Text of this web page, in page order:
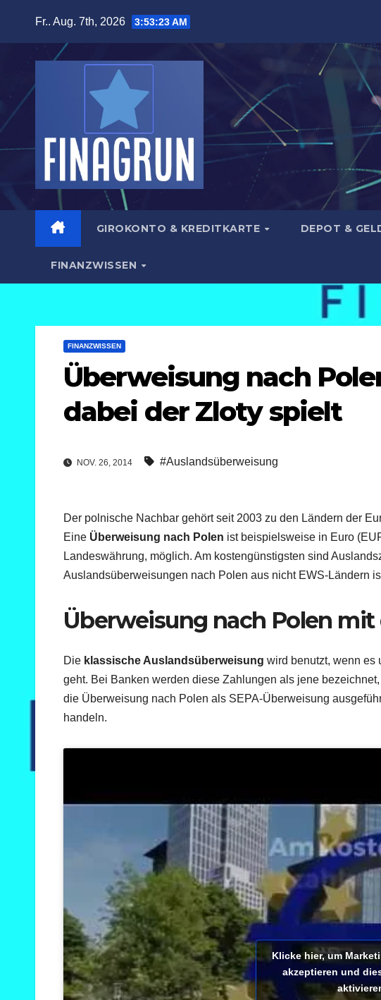
springen
Fr.. Aug. 7th, 2026 3:53:25 AM
GIROKONTO & KREDITKARTE DEPOT &
FINANZWISSEN
FINANZWISSEN
Überweisung nach
dabei der Zloty spielt
NOV. 26, 2014 #Auslandsüberweisung
Der polnische Nachbar gehört seit 2003 zu den Ländern der
Eine Überweisung nach Polen ist beispielsweise in Euro
Landeswährung, möglich. Am kostengünstigsten sind
Auslandsüberweisungen nach Polen aus nicht EWS-Ländern
Überweisung nach Polen mit
Die klassische Auslandsüberweisung wird benutzt, wenn es
geht. Bei Banken werden diese Zahlungen als jene
die Überweisung nach Polen als SEPA-Überweisung
handeln.
Klicke hier, um
akzeptieren und